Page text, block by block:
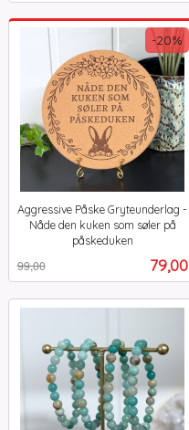
Aggressive Påske Gryteunderlag -
Nåde den kuken som søler på
påskeduken
Tilbud
79,00
99,00
-20%
mva.